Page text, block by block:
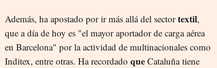
Además, ha apostado por ir más allá del sectortextil,
que a día de hoy es "el mayor aportador de carga aérea
en Barcelona" por la actividad de multinacionales como
Inditex, entre otras. Ha recordado que Cataluña tiene